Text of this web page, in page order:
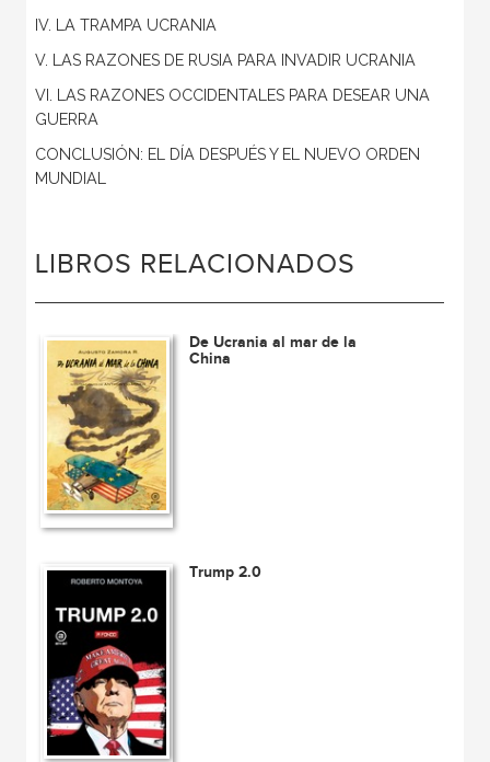
IV. LA TRAMPA UCRANIA
V. LAS RAZONES DE RUSIA PARA INVADIR UCRANIA
VI. LAS RAZONES OCCIDENTALES PARA DESEAR UNA
GUERRA
CONCLUSIÓN: EL DÍA DESPUÉS Y EL NUEVO ORDEN
MUNDIAL
LIBROS RELACIONADOS
De Ucrania al mar de la
China
Trump 2.0